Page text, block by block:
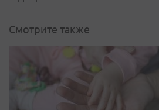
Смотрите также